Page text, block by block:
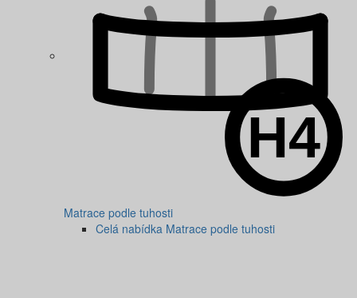
Matrace podle tuhosti
Celá nabídka Matrace podle tuhosti